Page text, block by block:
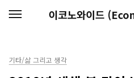
이코노와이드
기타/삶 그리고 생각